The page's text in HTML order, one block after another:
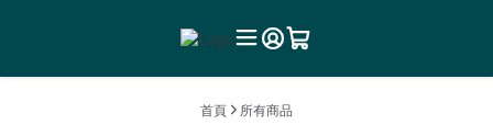
首頁 所有商品